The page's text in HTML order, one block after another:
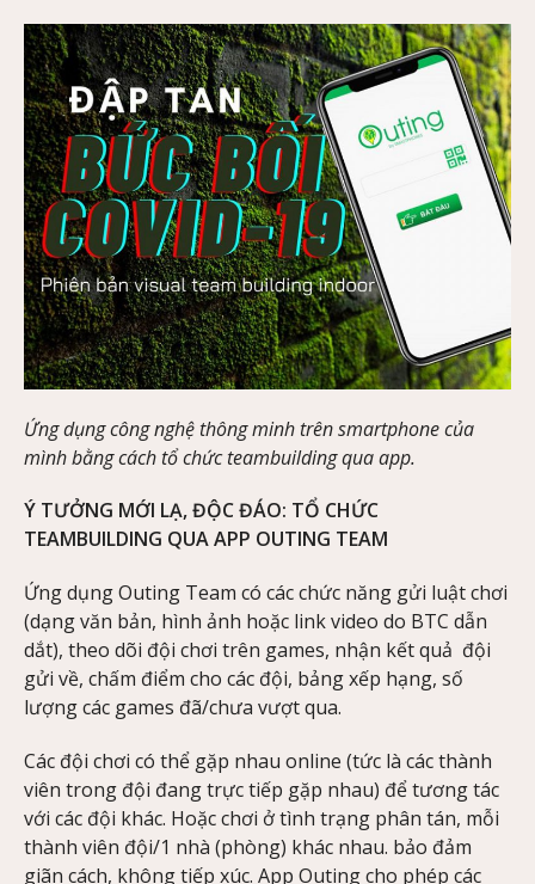
Ứng dụng công nghệ thông minh trên smartphone của
mình bằng cách tổ chức teambuilding qua app.
Ý TƯỞNG MỚI LẠ, ĐỘC ĐÁO: TỔ CHỨC
TEAMBUILDING QUA APP OUTING TEAM
Ứng dụng Outing Team có các chức năng gửi luật chơi
(dạng văn bản, hình ảnh hoặc link video do BTC dẫn
dắt), theo dõi đội chơi trên games, nhận kết quả đội
gửi về, chấm điểm cho các đội, bảng xếp hạng, số
lượng các games đã/chưa vượt qua.
Các đội chơi có thể gặp nhau online (tức là các thành
viên trong đội đang trực tiếp gặp nhau) để tương tác
với các đội khác. Hoặc chơi ở tình trạng phân tán, mỗi
thành viên đội/1 nhà (phòng) khác nhau. bảo đảm
giãn cách, không tiếp xúc. App Outing cho phép các